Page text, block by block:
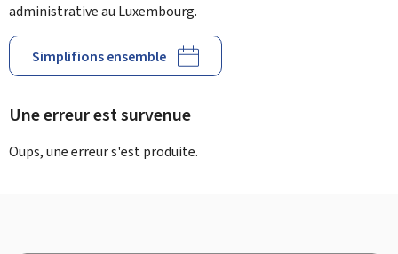
administrative au Luxembourg.
Simplifions ensemble
Une erreur est survenue
Oups, une erreur s'est produite.